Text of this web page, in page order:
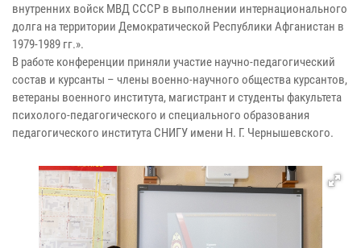
внутренних войск МВД СССР в выполнении интернационального
долга на территории Демократической Республики Афганистан в
1979-1989 гг.».
В работе конференции приняли участие научно-педагогический
состав и курсанты – члены военно-научного общества курсантов,
ветераны военного института, магистрант и студенты факультета
психолого-педагогического и специального образования
педагогического института СНИГУ имени Н. Г. Чернышевского.